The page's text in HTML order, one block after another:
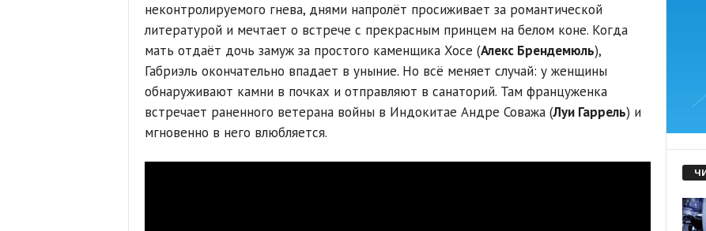
неконтролируемого гнева, днями напролёт просиживает за романтической
литературой и мечтает о встрече с прекрасным принцем на белом коне. Когда
мать отдаёт дочь замуж за простого каменщика Хосе (Алекс Брендемюль),
Габриэль окончательно впадает в уныние. Но всё меняет случай: у женщины
обнаруживают камни в почках и отправляют в санаторий. Там француженка
встречает раненного ветерана войны в Индокитае Андре Соважа (Луи Гаррель) и
мгновенно в него влюбляется.